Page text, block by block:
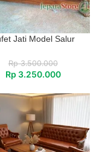
Jati Model Salur
Rp3.500.000
Rp 3.250.000